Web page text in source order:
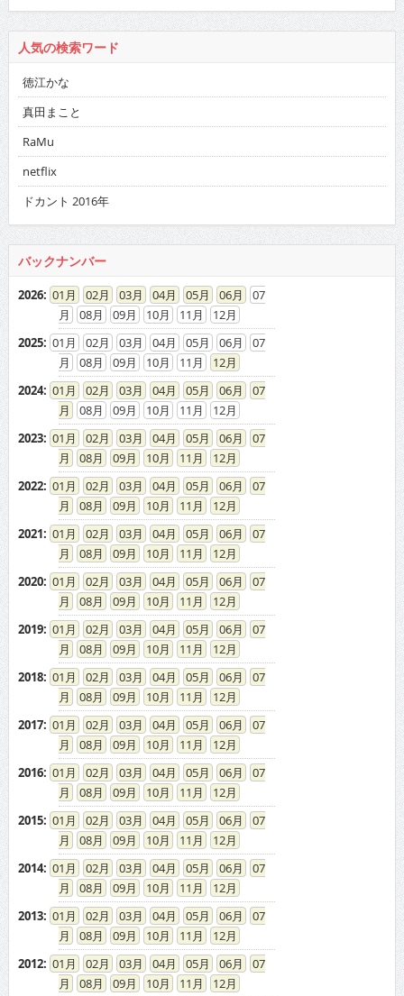
人気の検索ワード
徳江かな
真田まこと
RaMu
netflix
ドカント 2016年
バックナンバー
2026: 01 02 03 04 05 06
07
08
09 10 11
12
2025: 01 02 03 04 05 06
07
08
09 10 11
12
2024: 01 02 03 04 05 06
07
08
09 10 11
12
2023: 01 02 03 04 05 06
07
08
09 10 11
12
2022: 01 02 03 04 05 06
07
08
09 10 11
12
2021: 01 02 03 04 05 06
07
08
09 10 11
12
2020: 01 02 03 04 05 06
07
08
09 10 11
12
2019: 01 02 03 04 05 06
07
08
09 10 11
12
2018: 01 02 03 04 05 06
07
08
09 10 11
12
2017: 01 02 03 04 05 06
07
08
09 10 11
12
2016: 01 02 03 04 05 06
07
08
09 10 11
12
2015: 01 02 03 04 05 06
07
08
09 10 11
12
2014: 01 02 03 04 05 06
07
08
09 10 11
12
2013: 01 02 03 04 05 06
07
08
09 10 11
12
2012: 01 02 03 04 05 06
07
08
09 10 11
12